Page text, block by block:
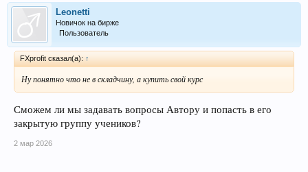
Leonetti
Новичок на бирже
Пользователь
FXprofit сказал(а): ↑
Ну понятно что не в складчину, а купить свой курс
Сможем ли мы задавать вопросы Автору и попасть в его
закрытую группу учеников?
2 мар 2026